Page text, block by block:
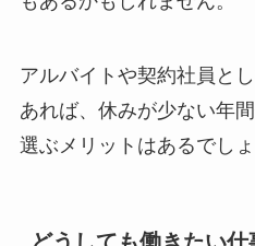
アルバイトや契約社員と
あれば、休みが少ない年
選ぶメリットはあるでしょ